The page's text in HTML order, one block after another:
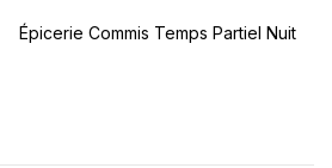
Épicerie Commis Temps Partiel Nuit